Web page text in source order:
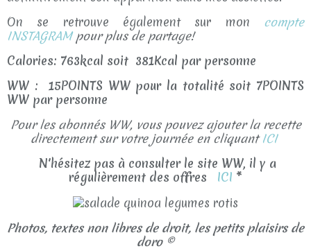
On se retrouve également sur mon compte
INSTAGRAMpour plus de partage!
Calories: 763kcal soit 381Kcal par personne
WW : 15POINTS WW pour la totalité soit 7POINTS
WW par personne
Pour les abonnés WW, vous pouvez ajouter la recette
directement sur votre journée en cliquantICI
N'hésitez pas à consulter le site WW, il y a
régulièrement des offres
ICI *
Photos, textes non libres de droit, les petits plaisirs de
doro ©